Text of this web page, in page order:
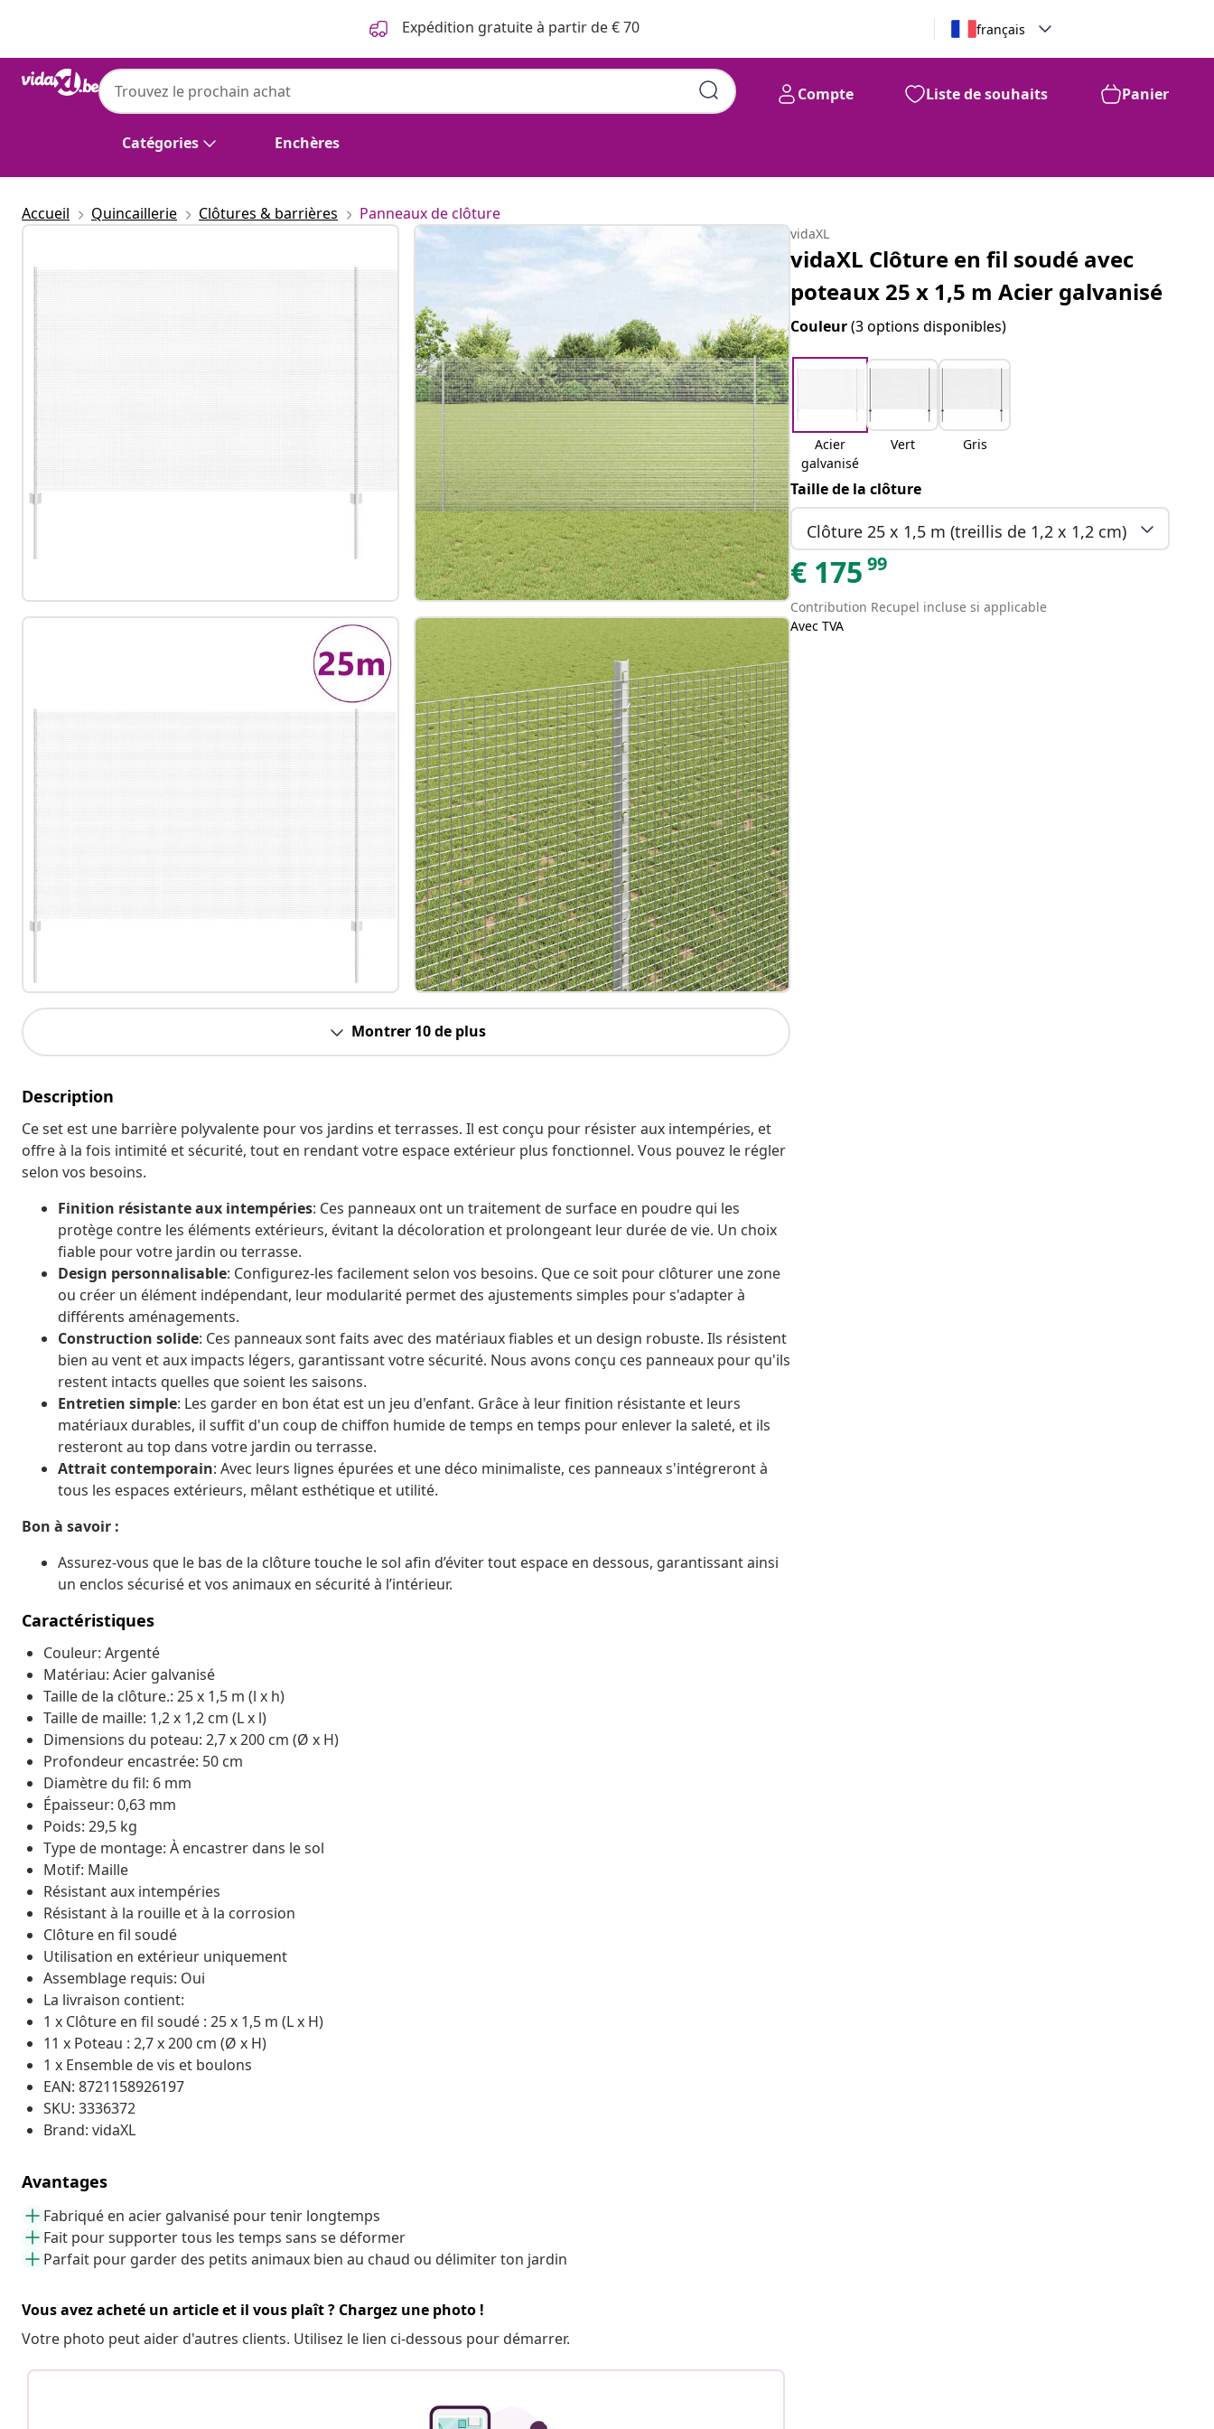
Expédition gratuite à partir de € 70 français
Catégories Enchères
Compte Liste de souhaits Panier
Accueil Quincaillerie Clôtures & barrières Panneaux de clôture
Montrer 10 de plus
Description
Ce set est une barrière polyvalente pour vos jardins et terrasses. Il est conçu pour résister aux intempéries, et
offre à la fois intimité et sécurité, tout en rendant votre espace extérieur plus fonctionnel. Vous pouvez le régler
selon vos besoins.
Finition résistante aux intempéries: Ces panneaux ont un traitement de surface en poudre qui les
protège contre les éléments extérieurs, évitant la décoloration et prolongeant leur durée de vie. Un choix
fiable pour votre jardin ou terrasse.
Design personnalisable: Configurez-les facilement selon vos besoins. Que ce soit pour clôturer une zone
ou créer un élément indépendant, leur modularité permet des ajustements simples pour s'adapter à
différents aménagements.
Construction solide: Ces panneaux sont faits avec des matériaux fiables et un design robuste. Ils résistent
bien au vent et aux impacts légers, garantissant votre sécurité. Nous avons conçu ces panneaux pour qu'ils
restent intacts quelles que soient les saisons.
Entretien simple: Les garder en bon état est un jeu d'enfant. Grâce à leur finition résistante et leurs
matériaux durables, il suffit d'un coup de chiffon humide de temps en temps pour enlever la saleté, et ils
resteront au top dans votre jardin ou terrasse.
Attrait contemporain: Avec leurs lignes épurées et une déco minimaliste, ces panneaux s'intégreront à
tous les espaces extérieurs, mêlant esthétique et utilité.
Bon à savoir :
Assurez-vous que le bas de la clôture touche le sol afin d’éviter tout espace en dessous, garantissant ainsi
un enclos sécurisé et vos animaux en sécurité à l’intérieur.
Caractéristiques
Couleur: Argenté
Matériau: Acier galvanisé
Taille de la clôture.: 25 x 1,5 m (l x h)
Taille de maille: 1,2 x 1,2 cm (L x l)
Dimensions du poteau: 2,7 x 200 cm (Ø x H)
Profondeur encastrée: 50 cm
Diamètre du fil: 6 mm
Épaisseur: 0,63 mm
Poids: 29,5 kg
Type de montage: À encastrer dans le sol
Motif: Maille
Résistant aux intempéries
Résistant à la rouille et à la corrosion
Clôture en fil soudé
Utilisation en extérieur uniquement
Assemblage requis: Oui
La livraison contient:
1 x Clôture en fil soudé : 25 x 1,5 m (L x H)
11 x Poteau : 2,7 x 200 cm (Ø x H)
1 x Ensemble de vis et boulons
EAN: 8721158926197
SKU: 3336372
Brand: vidaXL
Avantages
Fabriqué en acier galvanisé pour tenir longtemps
Fait pour supporter tous les temps sans se déformer
Parfait pour garder des petits animaux bien au chaud ou délimiter ton jardin
Vous avez acheté un article et il vous plaît ? Chargez une photo !
Votre photo peut aider d'autres clients. Utilisez le lien ci-dessous pour démarrer.
vidaXL
vidaXL Clôture en fil soudé avec
poteaux 25 x 1,5 m Acier galvanisé
Couleur(3 options disponibles)
Acier
galvanisé
Vert Gris
Taille de la clôture
Clôture 25 x 1,5 m (treillis de 1,2 x 1,2 cm)
€ 175 99
Contribution Recupel incluse si applicable
Avec TVA